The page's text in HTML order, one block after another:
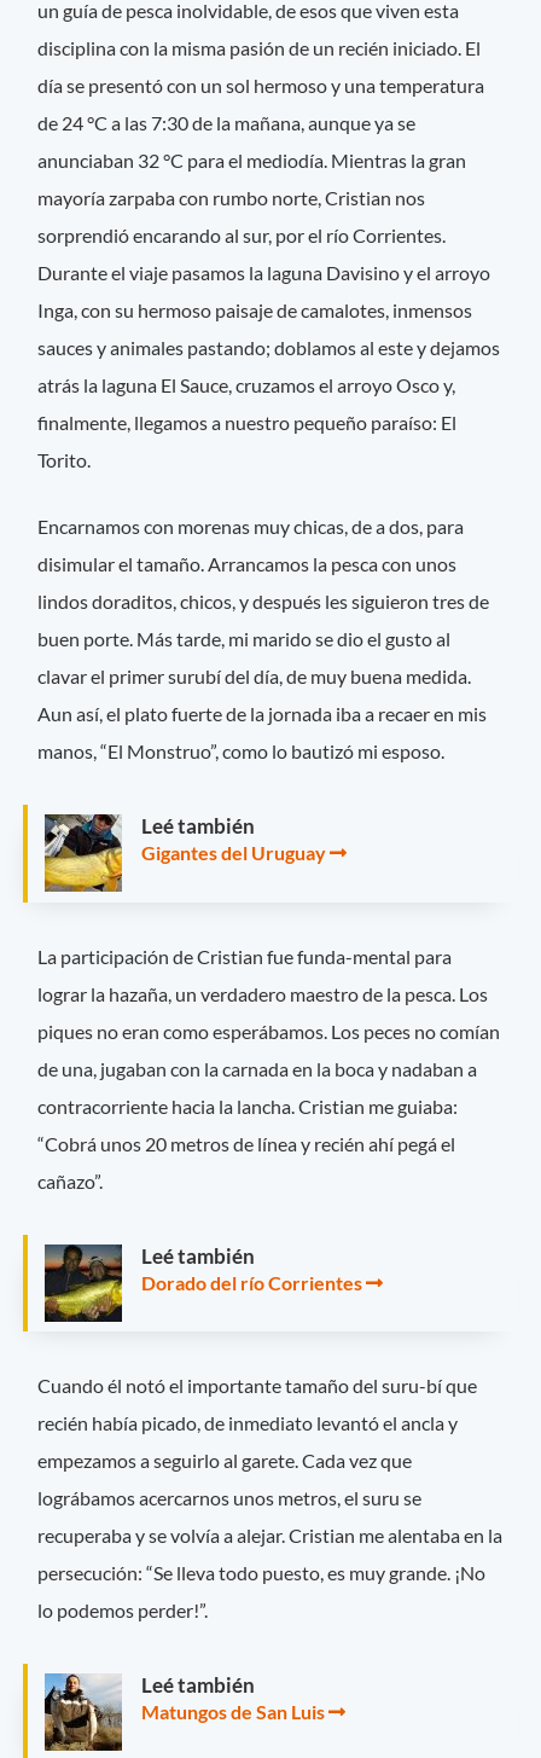
un guía de pesca inolvidable, de esos que viven esta
disciplina con la misma pasión de un recién iniciado. El
día se presentó con un sol hermoso y una temperatura
de 24 °C a las 7:30 de la mañana, aunque ya se
anunciaban 32 °C para el mediodía. Mientras la gran
mayoría zarpaba con rumbo norte, Cristian nos
sorprendió encarando al sur, por el río Corrientes.
Durante el viaje pasamos la laguna Davisino y el arroyo
Inga, con su hermoso paisaje de camalotes, inmensos
sauces y animales pastando; doblamos al este y dejamos
atrás la laguna El Sauce, cruzamos el arroyo Osco y,
finalmente, llegamos a nuestro pequeño paraíso: El
Torito.
Encarnamos con morenas muy chicas, de a dos, para
disimular el tamaño. Arrancamos la pesca con unos
lindos doraditos, chicos, y después les siguieron tres de
buen porte. Más tarde, mi marido se dio el gusto al
clavar el primer surubí del día, de muy buena medida.
Aun así, el plato fuerte de la jornada iba a recaer en mis
manos, “El Monstruo”, como lo bautizó mi esposo.
Leé también
Gigantes del Uruguay
La participación de Cristian fue funda-mental para
lograr la hazaña, un verdadero maestro de la pesca. Los
piques no eran como esperábamos. Los peces no comían
de una, jugaban con la carnada en la boca y nadaban a
contracorriente hacia la lancha. Cristian me guiaba:
“Cobrá unos 20 metros de línea y recién ahí pegá el
cañazo”.
Leé también
Dorado del río Corrientes
Cuando él notó el importante tamaño del suru-bí que
recién había picado, de inmediato levantó el ancla y
empezamos a seguirlo al garete. Cada vez que
lográbamos acercarnos unos metros, el suru se
recuperaba y se volvía a alejar. Cristian me alentaba en la
persecución: “Se lleva todo puesto, es muy grande. ¡No
lo podemos perder!”.
Leé también
Matungos de San Luis